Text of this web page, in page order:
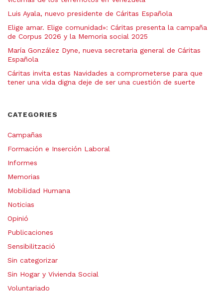
Luis Ayala, nuevo presidente de Cáritas Española
Elige amar. Elige comunidad»: Cáritas presenta la campaña
de Corpus 2026 y la Memoria social 2025
María González Dyne, nueva secretaria general de Cáritas
Española
Cáritas invita estas Navidades a comprometerse para que
tener una vida digna deje de ser una cuestión de suerte
CATEGORIES
Campañas
Formación e Inserción Laboral
Informes
Memorias
Mobilidad Humana
Noticias
Opinió
Publicaciones
Sensibilització
Sin categorizar
Sin Hogar y Vivienda Social
Voluntariado